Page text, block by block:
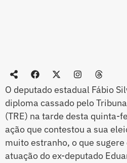
O deputado estadual Fábio
diploma cassado pelo
(TRE) na tarde desta quinta-
ação que contestou a sua
muito estranho, o que
atuação do ex-deputado